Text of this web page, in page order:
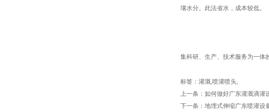
壤水分。此法省水，成本较低。
集科研、生产、技术服务为一体
标签： 灌溉,喷灌喷头,
上一条： 如何做好广东灌溉滴灌
下一条： 地埋式伸缩广东喷灌设